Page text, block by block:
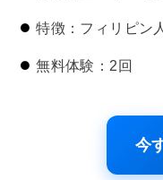
特徴：フィリピン
無料体験：2回
今